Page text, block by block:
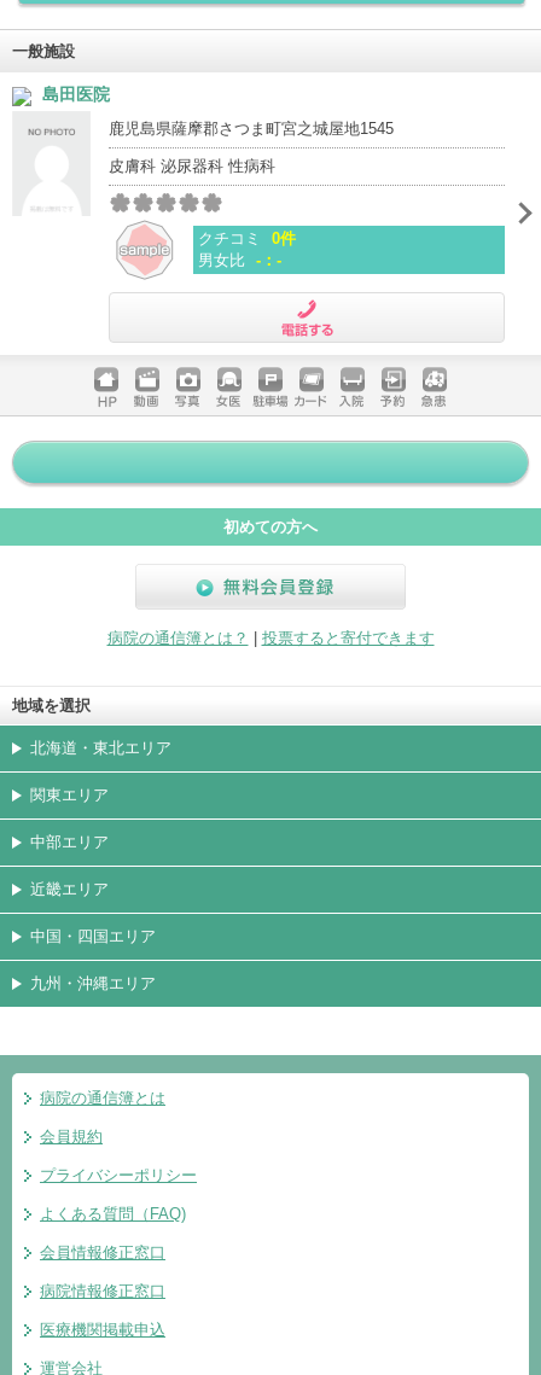
一般施設
島田医院
鹿児島県薩摩郡さつま町宮之城屋地1545
皮膚科 泌尿器科 性病科
クチコミ
0件
男女比 -：-
ホームペ
ージ
動画 写真 女医 駐車場
クレジッ
トカード
入院 予約 急患
初めての方へ
病院の通信簿とは？
投票すると寄付できます
地域を選択
北海道・東北エリア
関東エリア
中部エリア
近畿エリア
中国・四国エリア
九州・沖縄エリア
病院の通信簿とは
会員規約
プライバシーポリシー
よくある質問（FAQ)
会員情報修正窓口
病院情報修正窓口
医療機関掲載申込
運営会社